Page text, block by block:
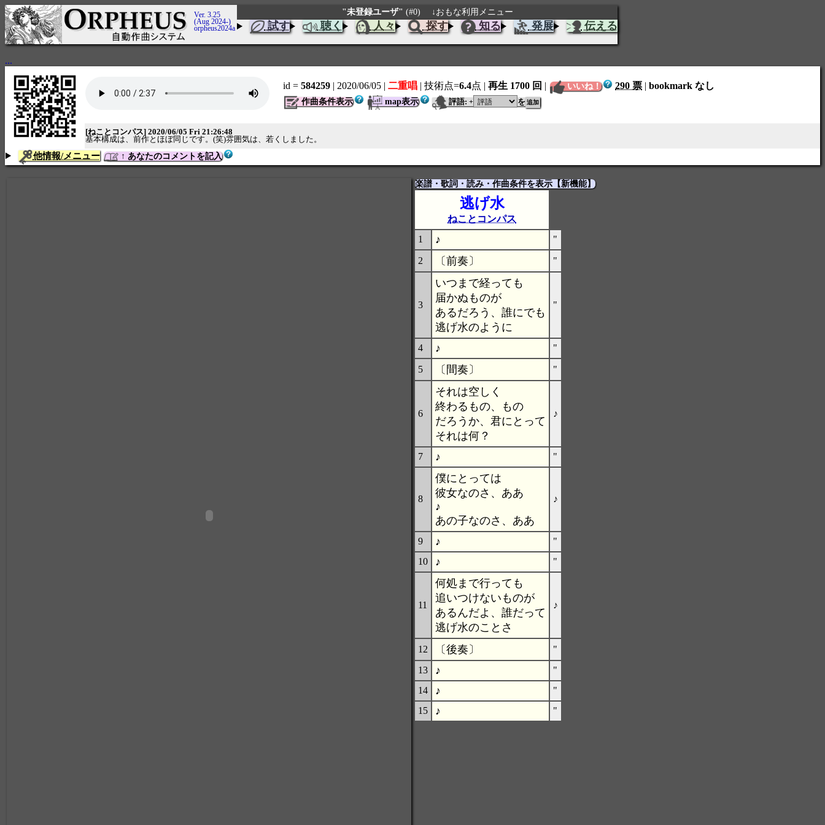
Ver. 3.25
(Aug 2024-)
orpheus2024a
"未登録ユーザ" (#0) ↓おもな利用メニュー
試す 聴く 人々 探す 知る 発展 伝える
...
id = 584259 | 2020/06/05 | 二重唱 | 技術点=6.4点 | 再生 1700 回 | いいね！ 290 票 | bookmark なし
作曲条件表示 map表示 評語: + を
[ねことコンパス] 2020/06/05 Fri 21:26:48
基本構成は、前作とほぼ同じです。(笑)雰囲気は、若くしました。
他情報/メニュー ↑ あなたのコメントを記入
楽譜・歌詞・読み・作曲条件を表示【新機能】
逃げ水
ねことコンパス
1
♪ "
2 〔前奏〕 "
3
いつまで経っても
届かぬものが
あるだろう、誰にでも
逃げ水のように
"
4 ♪ "
5 〔間奏〕 "
6
それは空しく
終わるもの、もの
だろうか、君にとって
それは何？
♪
7 ♪ "
8
僕にとっては
彼女なのさ、ああ
♪
あの子なのさ、ああ
♪
9 ♪
"
10
♪ "
11
何処まで行っても
追いつけないものが
あるんだよ、誰だって
逃げ水のことさ
♪
12 〔後奏〕
"
13
♪
"
14
♪
"
15
♪ "